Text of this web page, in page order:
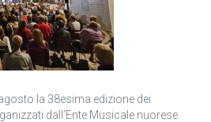
la 38esima edizione dei
dall’Ente Musicale nuorese